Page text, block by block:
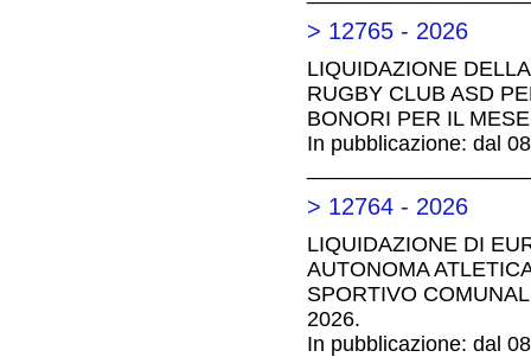
> 12765 - 2026
LIQUIDAZIONE
RUGBY CLUB ASD
BONORI PER IL
In pubblicazione: dal
> 12764 - 2026
LIQUIDAZIONE DI
AUTONOMA
SPORTIVO
2026.
In pubblicazione: dal